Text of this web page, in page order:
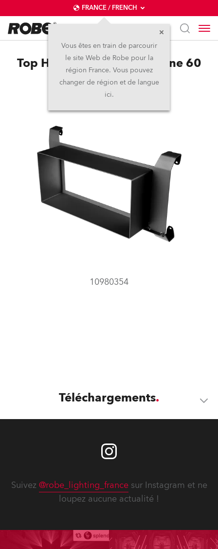
FRANCE / FRENCH
Vous êtes en train de parcourir
le site Web de Robe pour la
région France. Vous pouvez
changer de région et de langue
ici.
Top Hat for Strobe IP / Divine 60
UV
10980354
Téléchargements
Suivez @robe_lighting_francesur Instagram et ne
loupez aucune actualité !